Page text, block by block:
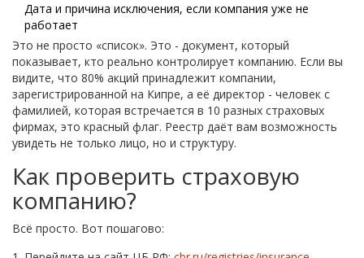
Дата и причина исключения, если компания уже не
работает
Это не просто «список». Это - документ, который
показывает, кто реально контролирует компанию. Если вы
видите, что 80% акций принадлежит компании,
зарегистрированной на Кипре, а её директор - человек с
фамилией, которая встречается в 10 разных страховых
фирмах, это красный флаг. Реестр даёт вам возможность
увидеть не только лицо, но и структуру.
Как проверить страховую
компанию?
Всё просто. Вот пошагово: